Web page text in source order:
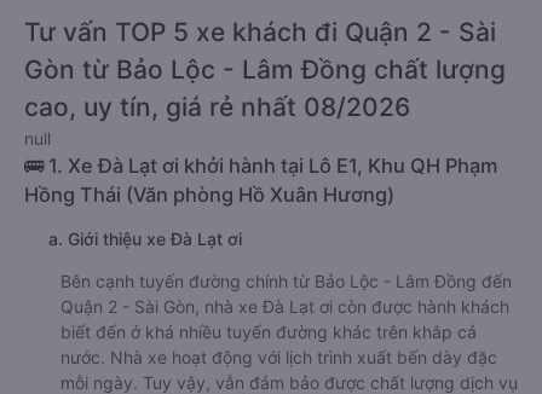
Tư vấn TOP 5 xe khách đi Quận 2 - Sài
Gòn từ Bảo Lộc - Lâm Đồng chất lượng
cao, uy tín, giá rẻ nhất 08/2026
null
🚌 1. Xe Đà Lạt ơi khởi hành tại Lô E1, Khu QH Phạm
Hồng Thái (Văn phòng Hồ Xuân Hương)
a. Giới thiệu xe Đà Lạt ơi
Bên cạnh tuyến đường chính từ Bảo Lộc - Lâm Đồng đến
Quận 2 - Sài Gòn, nhà xe Đà Lạt ơi còn được hành khách
biết đến ở khá nhiều tuyến đường khác trên khắp cả
nước. Nhà xe hoạt động với lịch trình xuất bến dày đặc
mỗi ngày. Tuy vậy, vẫn đảm bảo được chất lượng dịch vụ